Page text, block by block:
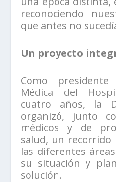
reconociendo
que antes no
Un proyecto
Como
Médica del
cuatro años, la
organizó, junto
médicos y de
salud, un recorrido
las diferentes
su situación y
solución.